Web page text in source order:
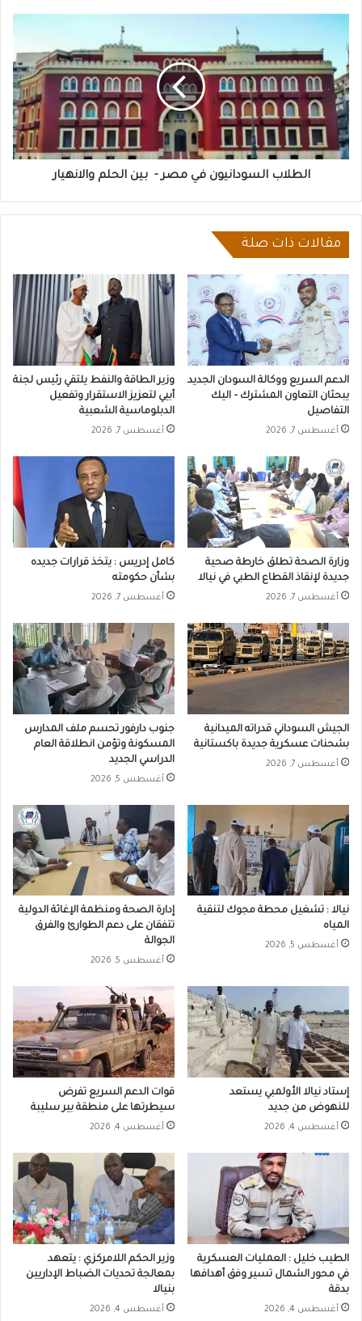
في
مصر
-
بين
الحلم
والانهيار
الطلاب السودانيون في مصر - بين الحلم والانهيار
مقالات ذات صلة
الدعم السريع ووكالة السودان الجديد
يبحثان التعاون المشترك – اليك
التفاصيل
أغسطس 7, 2026
وزير الطاقة والنفط يلتقي رئيس لجنة
أبيي لتعزيز الاستقرار وتفعيل
الدبلوماسية الشعبية
أغسطس 7, 2026
وزارة الصحة تطلق خارطة صحية
جديدة لإنقاذ القطاع الطبي في نيالا
أغسطس 7, 2026
كامل إدريس : يتخذ قرارات جديده
بشأن حكومته
أغسطس 7, 2026
الجيش السوداني قدراته الميدانية
بشحنات عسكرية جديدة باكستانية
أغسطس 7, 2026
جنوب دارفور تحسم ملف المدارس
المسكونة وتؤمن انطلاقة العام
الدراسي الجديد
أغسطس 5, 2026
نيالا : تشغيل محطة مجوك لتنقية
المياه
أغسطس 5, 2026
إدارة الصحة ومنظمة الإغاثة الدولية
تتفقان على دعم الطوارئ والفرق
الجوالة
أغسطس 5, 2026
إستاد نيالا الأولمبي يستعد
للنهوض من جديد
أغسطس 4, 2026
قوات الدعم السريع تفرض
سيطرتها على منطقة بير سليبة
أغسطس 4, 2026
الطيب خليل : العمليات العسكرية
في محور الشمال تسير وفق أهدافها
بدقة
أغسطس 4, 2026
وزير الحكم اللامركزي : يتعهد
بمعالجة تحديات الضباط الإداريين
بنيالا
أغسطس 4, 2026